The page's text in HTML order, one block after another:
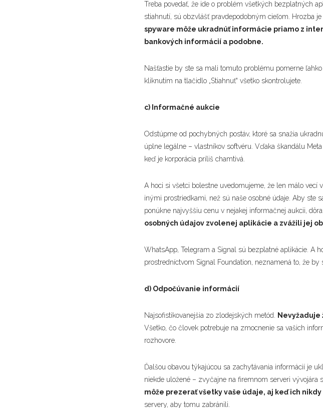
Treba povedať, že ide o problém všetkých bezplatných
stiahnutí, sú obzvlášť pravdepodobným cieľom. Hrozba
spyware môže ukradnúť informácie priamo z
bankových informácií a podobne.
Našťastie by ste sa mali tomuto problému pomerne
kliknutím na tlačidlo „Stiahnuť“ všetko skontrolujete.
c) Informačné aukcie
Odstúpme od pochybných postáv, ktoré sa snažia
úplne legálne – vlastníkov softvéru. Vďaka škandálu
keď je korporácia príliš chamtivá.
A hoci si všetci bolestne uvedomujeme, že len málo
inými prostriedkami, než sú naše osobné údaje. Aby ste
ponúkne najvyššiu cenu v nejakej informačnej aukcii,
osobných údajov zvolenej aplikácie a zvážili jej
WhatsApp, Telegram a Signal sú bezplatné aplikácie. A
prostredníctvom Signal Foundation, neznamená to, že
d) Odpočúvanie informácií
Najsofistikovanejšia zo zlodejských metód. Nevyžaduje
Všetko, čo človek potrebuje na zmocnenie sa vašich
rozhovore.
Ďalšou obavou týkajúcou sa zachytávania informácií je
niekde uložené – zvyčajne na firemnom serveri vývojára
môže prezerať všetky vaše údaje, aj keď ich
servery, aby tomu zabránili.